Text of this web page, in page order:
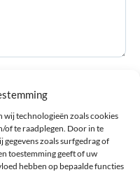
wij technologieën zoals cookies
of te raadplegen. Door in te
zoals surfgedrag of
toestemming geeft of uw
hebben op bepaalde functies